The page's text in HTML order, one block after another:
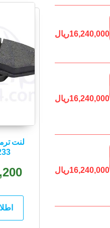
لنت
16,240,000ریال
16,240,000ریال
16,240,000ریال